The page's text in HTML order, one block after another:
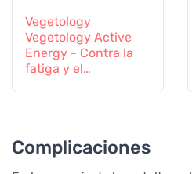
Vegetology
Vegetology Active
Energy - Contra la
fatiga y el
Complicaciones